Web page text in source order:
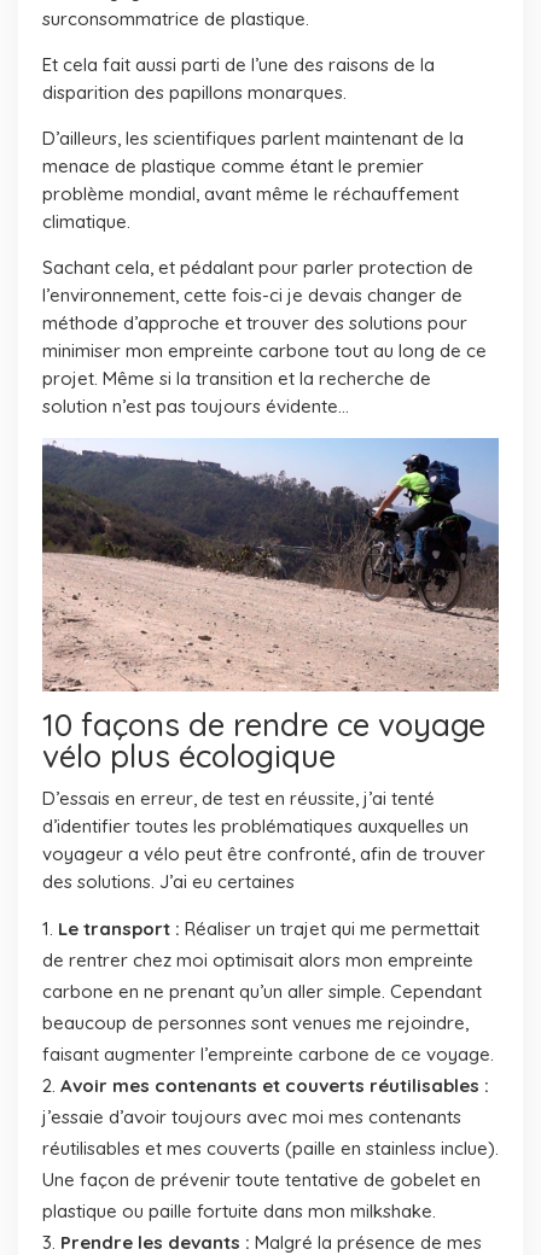
surconsommatrice de plastique.
Et cela fait aussi parti de l’une des raisons de la
disparition des papillons monarques.
D’ailleurs, les scientifiques parlent maintenant de la
menace de plastique comme étant le premier
problème mondial, avant même le réchauffement
climatique.
Sachant cela, et pédalant pour parler protection de
l’environnement, cette fois-ci je devais changer de
méthode d’approche et trouver des solutions pour
minimiser mon empreinte carbone tout au long de ce
projet. Même si la transition et la recherche de
solution n’est pas toujours évidente…
10 façons de rendre ce voyage
vélo plus écologique
D’essais en erreur, de test en réussite, j’ai tenté
d’identifier toutes les problématiques auxquelles un
voyageur a vélo peut être confronté, afin de trouver
des solutions. J’ai eu certaines
Le transport : Réaliser un trajet qui me permettait
de rentrer chez moi optimisait alors mon empreinte
carbone en ne prenant qu’un aller simple. Cependant
beaucoup de personnes sont venues me rejoindre,
faisant augmenter l’empreinte carbone de ce voyage.
Avoir mes contenants et couverts réutilisables :
j’essaie d’avoir toujours avec moi mes contenants
réutilisables et mes couverts (paille en stainless inclue).
Une façon de prévenir toute tentative de gobelet en
plastique ou paille fortuite dans mon milkshake.
Prendre les devants : Malgré la présence de mes